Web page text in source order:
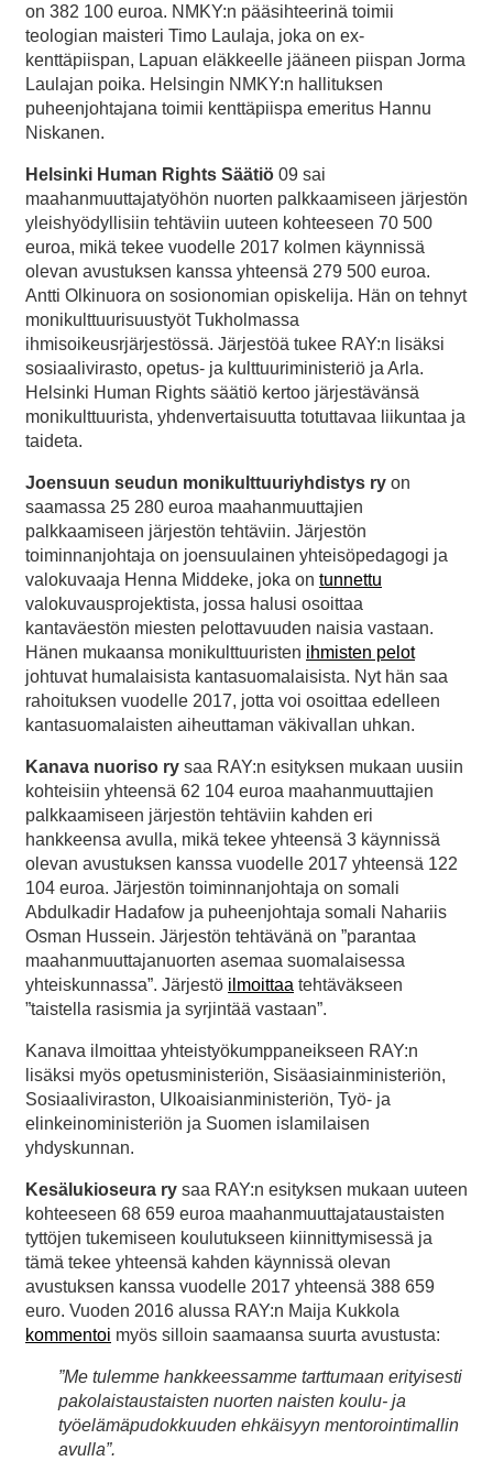
on 382 100 euroa. NMKY:n pääsihteerinä toimii
teologian maisteri Timo Laulaja, joka on ex-
kenttäpiispan, Lapuan eläkkeelle jääneen piispan Jorma
Laulajan poika. Helsingin NMKY:n hallituksen
puheenjohtajana toimii kenttäpiispa emeritus Hannu
Niskanen.
Helsinki Human Rights Säätiö 09 sai
maahanmuuttajatyöhön nuorten palkkaamiseen järjestön
yleishyödyllisiin tehtäviin uuteen kohteeseen 70 500
euroa, mikä tekee vuodelle 2017 kolmen käynnissä
olevan avustuksen kanssa yhteensä 279 500 euroa.
Antti Olkinuora on sosionomian opiskelija. Hän on tehnyt
monikulttuurisuustyöt Tukholmassa
ihmisoikeusrjärjestössä. Järjestöä tukee RAY:n lisäksi
sosiaalivirasto, opetus- ja kulttuuriministeriö ja Arla.
Helsinki Human Rights säätiö kertoo järjestävänsä
monikulttuurista, yhdenvertaisuutta totuttavaa liikuntaa ja
taideta.
Joensuun seudun monikulttuuriyhdistys ry on
saamassa 25 280 euroa maahanmuuttajien
palkkaamiseen järjestön tehtäviin. Järjestön
toiminnanjohtaja on joensuulainen yhteisöpedagogi ja
valokuvaaja Henna Middeke, joka on tunnettu
valokuvausprojektista, jossa halusi osoittaa
kantaväestön miesten pelottavuuden naisia vastaan.
Hänen mukaansa monikulttuuristen ihmisten pelot
johtuvat humalaisista kantasuomalaisista. Nyt hän saa
rahoituksen vuodelle 2017, jotta voi osoittaa edelleen
kantasuomalaisten aiheuttaman väkivallan uhkan.
Kanava nuoriso ry saa RAY:n esityksen mukaan uusiin
kohteisiin yhteensä 62 104 euroa maahanmuuttajien
palkkaamiseen järjestön tehtäviin kahden eri
hankkeensa avulla, mikä tekee yhteensä 3 käynnissä
olevan avustuksen kanssa vuodelle 2017 yhteensä 122
104 euroa. Järjestön toiminnanjohtaja on somali
Abdulkadir Hadafow ja puheenjohtaja somali Nahariis
Osman Hussein. Järjestön tehtävänä on ”parantaa
maahanmuuttajanuorten asemaa suomalaisessa
yhteiskunnassa”. Järjestö ilmoittaa tehtäväkseen
”taistella rasismia ja syrjintää vastaan”.
Kanava ilmoittaa yhteistyökumppaneikseen RAY:n
lisäksi myös opetusministeriön, Sisäasiainministeriön,
Sosiaaliviraston, Ulkoaisianministeriön, Työ- ja
elinkeinoministeriön ja Suomen islamilaisen
yhdyskunnan.
Kesälukioseura ry saa RAY:n esityksen mukaan uuteen
kohteeseen 68 659 euroa maahanmuuttajataustaisten
tyttöjen tukemiseen koulutukseen kiinnittymisessä ja
tämä tekee yhteensä kahden käynnissä olevan
avustuksen kanssa vuodelle 2017 yhteensä 388 659
euro. Vuoden 2016 alussa RAY:n Maija Kukkola
kommentoi myös silloin saamaansa suurta avustusta:
”Me tulemme hankkeessamme tarttumaan erityisesti
pakolaistaustaisten nuorten naisten koulu- ja
työelämäpudokkuuden ehkäisyyn mentorointimallin
avulla”.